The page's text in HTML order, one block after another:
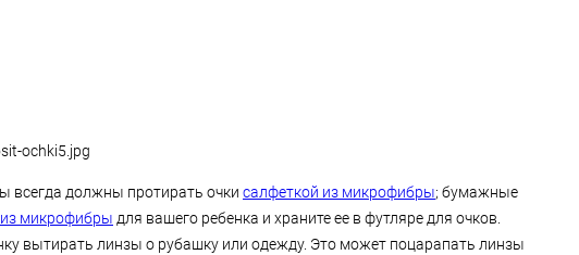
всегда должны протирать очки салфеткой из микрофибры; бумажные
микрофибры для вашего ребенка и храните ее в футляре для очков.
вытирать линзы о рубашку или одежду. Это может поцарапать линзы